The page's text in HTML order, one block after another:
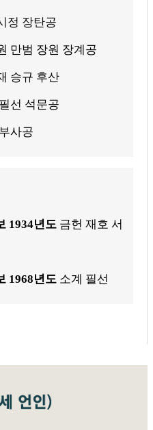
정 장탄공
만범 장원 장계공
승규 후산
선 석문공
사공
1934년도 금헌 재호 서
1968년도 소계 필선